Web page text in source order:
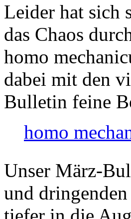
Leider hat sich
das Chaos
homo
dabei mit den
Bulletin feine
homo
Unser März-
und